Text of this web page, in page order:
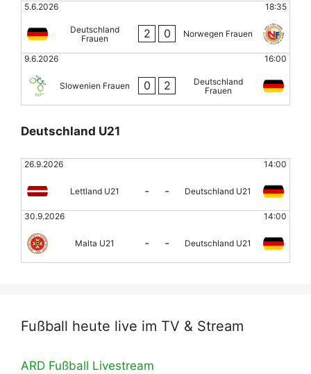
5.6.2026 18:35
Deutschland
Frauen
2 0 Norwegen Frauen
9.6.2026 16:00
Slowenien Frauen 0 2
Deutschland
Frauen
Deutschland U21
26.9.2026 14:00
Lettland U21 - - Deutschland U21
30.9.2026 14:00
Malta U21 - - Deutschland U21
Fußball heute live im TV & Stream
ARD Fußball Livestream